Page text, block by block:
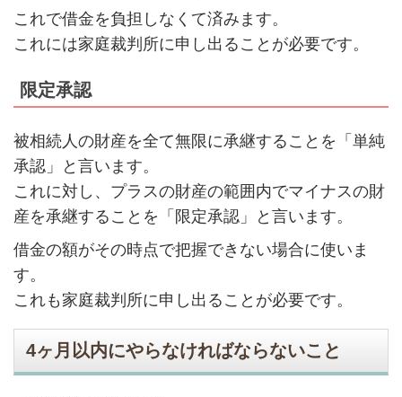
これで借金を負担しなくて済みます。
これには家庭裁判所に申し出ることが必要です。
限定承認
被相続人の財産を全て無限に承継することを「単純
承認」と言います。
これに対し、プラスの財産の範囲内でマイナスの財
産を承継することを「限定承認」と言います。
借金の額がその時点で把握できない場合に使いま
す。
これも家庭裁判所に申し出ることが必要です。
4ヶ月以内にやらなければならないこと